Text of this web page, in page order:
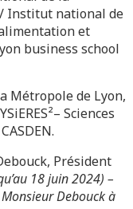
/ Institut national de
et
business school
Métropole de Lyon,
Sciences
Président
18 juin 2024) –
Debouck à